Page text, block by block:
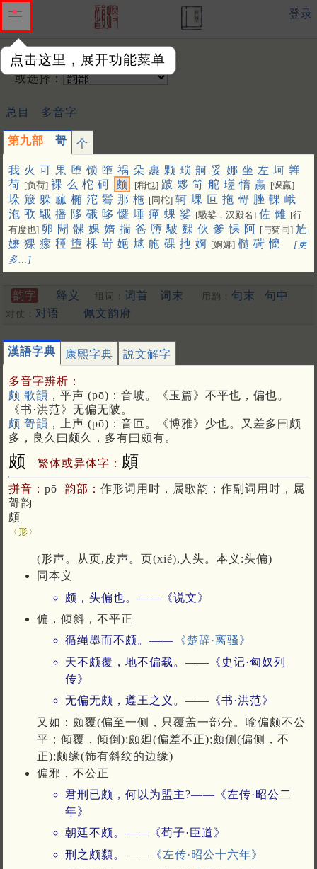
点击这里，展开功能菜单
登录
输入韵字：
或选择：
总目 多音字
第九部 哿 个
我 火 可 果 堕 锁 墮 祸 朵 裹 颗 琐 舸 妥 娜 坐 左 坷 亸
荷 [负荷] 裸 么 柁 砢 颇 [稍也] 跛 夥 笴 舵 瑳 惰 蠃 [蜾蠃]
垛 簸 躲 蓏 椭 沱 鬌 那 柂 [同柁] 轲 堁 叵 拖 哿 脞 輠 峨
沲 㰤 騀 播 陊 硪 哆 㦬 埵 瘅 蜾 娑 [馺娑，汉殿名] 佐 傩 [行
有度也] 卵 閜 髁 婐 媠 揣 爸 嶞 駊 䴹 伙 爹 惈 阿 [与猗同] 㝾
嬷 猓 瘰 䅜 墯 棵 岢 㛂 㝿 䑨 䂺 扡 婀 [婀娜] 㰐 碋 懡
[更
多…]
韵字 释义 组词： 词首 词末 用韵： 句末 句中
对仗： 对语 佩文韵府
漢語字典 康熙字典 説文解字
多音字辨析：
颇 歌韻 ，平声 (pō)：音坡。《玉篇》不平也，偏也。
《书·洪范》无偏无陂。
颇 哿韻 ，上声 (pō)：音叵。《博雅》少也。又差多曰颇
多，良久曰颇久，多有曰颇有。
颇 繁体或异体字： 頗
拼音： pō 韵部： 作形词用时，属歌韵；作副词用时，属
哿韵
頗
〈形〉
(形声。从页,皮声。页(xié),人头。本义:头偏)
同本义
颇，头偏也。——《说文》
偏，倾斜，不平正
循绳墨而不颇。——
《楚辞·离骚》
天不颇覆，地不偏载。——《史记·匈奴列
传》
无偏无颇，遵王之义。——《书·洪范》
又如：颇覆(偏至一侧，只覆盖一部分。喻偏颇不公
平；倾覆，倾倒);颇廻(偏差不正);颇侧(偏侧，不
正);颇缘(饰有斜纹的边缘)
偏邪，不公正
君刑已颇，何以为盟主?——《左传·昭公二
年》
朝廷不颇。——《荀子·臣道》
刑之颇纇。——
《左传·昭公十六年》